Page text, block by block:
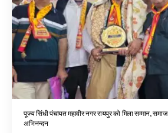
पूज्य सिंधी पंचायत महावीर नगर रायपुर को मिला सम्मान,
अभिनन्दन